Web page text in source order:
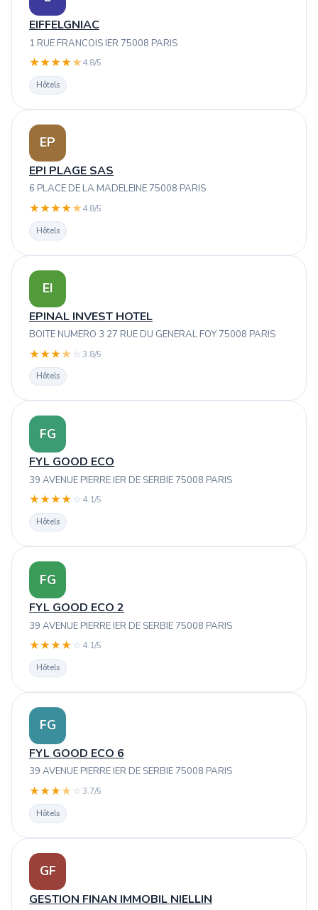
EIFFELGNIAC
1 RUE FRANCOIS IER 75008 PARIS
★★★★★4.8/5
Hôtels
EP
EPI PLAGE SAS
6 PLACE DE LA MADELEINE 75008 PARIS
★★★★★4.8/5
Hôtels
EI
EPINAL INVEST HOTEL
BOITE NUMERO 3 27 RUE DU GENERAL FOY 75008 PARIS
★★★★ ☆3.8/5
Hôtels
FG
FYL GOOD ECO
39 AVENUE PIERRE IER DE SERBIE 75008 PARIS
★★★★ ☆ 4.1/5
Hôtels
FG
FYL GOOD ECO 2
39 AVENUE PIERRE IER DE SERBIE 75008 PARIS
★★★★ ☆ 4.1/5
Hôtels
FG
FYL GOOD ECO 6
39 AVENUE PIERRE IER DE SERBIE 75008 PARIS
★★★★ ☆3.7/5
Hôtels
GF
GESTION FINAN IMMOBIL NIELLIN